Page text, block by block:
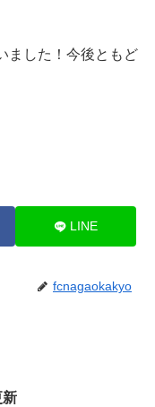
ました！今後ともど
LINE
fcnagaokakyo
新